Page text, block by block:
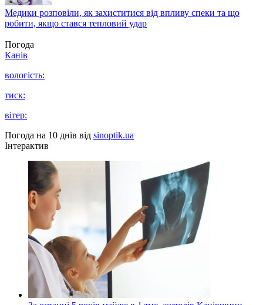
Медики розповіли, як захиститися від впливу спеки та що
робити, якщо стався тепловий удар
Погода
Канів
вологість:
тиск:
вітер:
Погода на 10 днів від sinoptik.ua
Інтерактив